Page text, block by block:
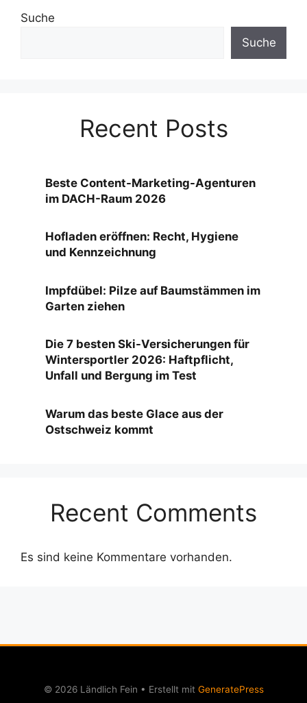
Suche
Suche
Recent Posts
Beste Content-Marketing-Agenturen
im DACH-Raum 2026
Hofladen eröffnen: Recht, Hygiene
und Kennzeichnung
Impfdübel: Pilze auf Baumstämmen im
Garten ziehen
Die 7 besten Ski-Versicherungen für
Wintersportler 2026: Haftpflicht,
Unfall und Bergung im Test
Warum das beste Glace aus der
Ostschweiz kommt
Recent Comments
Es sind keine Kommentare vorhanden.
© 2026 Ländlich Fein • Erstellt mit GeneratePress